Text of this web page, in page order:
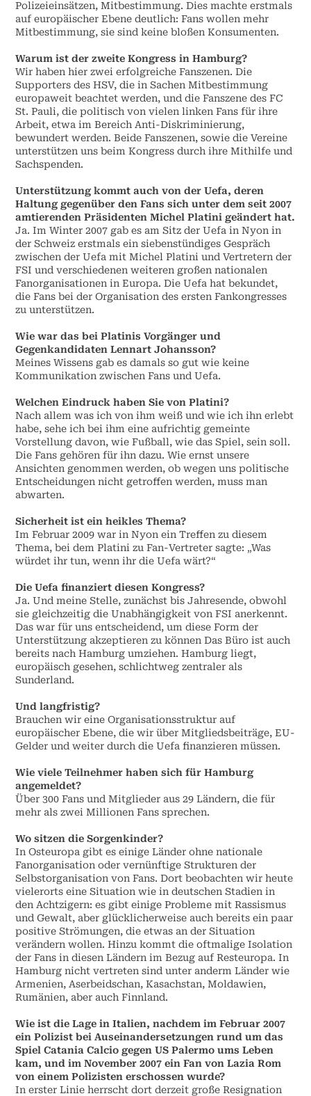
Polizeieinsätzen, Mitbestimmung. Dies machte erstmals
auf europäischer Ebene deutlich: Fans wollen mehr
Mitbestimmung, sie sind keine bloßen Konsumenten.
Warum ist der zweite Kongress in Hamburg?
Wir haben hier zwei erfolgreiche Fanszenen. Die
Supporters des HSV, die in Sachen Mitbestimmung
europaweit beachtet werden, und die Fanszene des FC
St. Pauli, die politisch von vielen linken Fans für ihre
Arbeit, etwa im Bereich Anti-Diskriminierung,
bewundert werden. Beide Fanszenen, sowie die Vereine
unterstützen uns beim Kongress durch ihre Mithilfe und
Sachspenden.
Unterstützung kommt auch von der Uefa, deren
Haltung gegenüber den Fans sich unter dem seit 2007
amtierenden Präsidenten Michel Platini geändert hat.
Ja. Im Winter 2007 gab es am Sitz der Uefa in Nyon in
der Schweiz erstmals ein siebenstündiges Gespräch
zwischen der Uefa mit Michel Platini und Vertretern der
FSI und verschiedenen weiteren großen nationalen
Fanorganisationen in Europa. Die Uefa hat bekundet,
die Fans bei der Organisation des ersten Fankongresses
zu unterstützen.
Wie war das bei Platinis Vorgänger und
Gegenkandidaten Lennart Johansson?
Meines Wissens gab es damals so gut wie keine
Kommunikation zwischen Fans und Uefa.
Welchen Eindruck haben Sie von Platini?
Nach allem was ich von ihm weiß und wie ich ihn erlebt
habe, sehe ich bei ihm eine aufrichtig gemeinte
Vorstellung davon, wie Fußball, wie das Spiel, sein soll.
Die Fans gehören für ihn dazu. Wie ernst unsere
Ansichten genommen werden, ob wegen uns politische
Entscheidungen nicht getroffen werden, muss man
abwarten.
Sicherheit ist ein heikles Thema?
Im Februar 2009 war in Nyon ein Treffen zu diesem
Thema, bei dem Platini zu Fan-Vertreter sagte: „Was
würdet ihr tun, wenn ihr die Uefa wärt?“
Die Uefa finanziert diesen Kongress?
Ja. Und meine Stelle, zunächst bis Jahresende, obwohl
sie gleichzeitig die Unabhängigkeit von FSI anerkennt.
Das war für uns entscheidend, um diese Form der
Unterstützung akzeptieren zu können Das Büro ist auch
bereits nach Hamburg umziehen. Hamburg liegt,
europäisch gesehen, schlichtweg zentraler als
Sunderland.
Und langfristig?
Brauchen wir eine Organisationsstruktur auf
europäischer Ebene, die wir über Mitgliedsbeiträge, EU-
Gelder und weiter durch die Uefa finanzieren müssen.
Wie viele Teilnehmer haben sich für Hamburg
angemeldet?
Über 300 Fans und Mitglieder aus 29 Ländern, die für
mehr als zwei Millionen Fans sprechen.
Wo sitzen die Sorgenkinder?
In Osteuropa gibt es einige Länder ohne nationale
Fanorganisation oder vernünftige Strukturen der
Selbstorganisation von Fans. Dort beobachten wir heute
vielerorts eine Situation wie in deutschen Stadien in
den Achtzigern: es gibt einige Probleme mit Rassismus
und Gewalt, aber glücklicherweise auch bereits ein paar
positive Strömungen, die etwas an der Situation
verändern wollen. Hinzu kommt die oftmalige Isolation
der Fans in diesen Ländern im Bezug auf Resteuropa. In
Hamburg nicht vertreten sind unter anderm Länder wie
Armenien, Aserbeidschan, Kasachstan, Moldawien,
Rumänien, aber auch Finnland.
Wie ist die Lage in Italien, nachdem im Februar 2007
ein Polizist bei Auseinandersetzungen rund um das
Spiel Catania Calcio gegen US Palermo ums Leben
kam, und im November 2007 ein Fan von Lazia Rom
von einem Polizisten erschossen wurde?
In erster Linie herrscht dort derzeit große Resignation